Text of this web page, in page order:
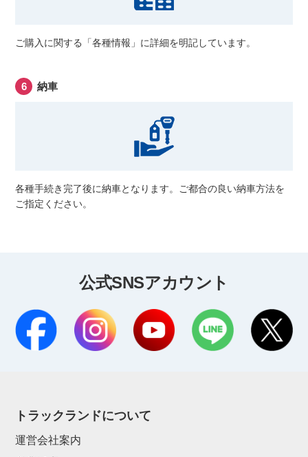
ご購入に関する「各種情報」に詳細を明記しています。
納車
各種手続き完了後に納車となります。ご都合の良い納車方法を
ご指定ください。
公式SNSアカウント
トラックランドについて
運営会社案内